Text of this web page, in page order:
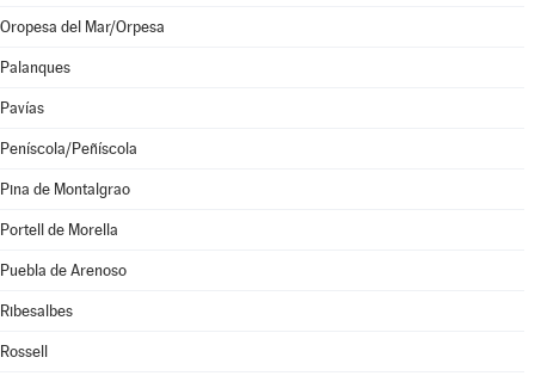
Oropesa del Mar/Orpesa
Palanques
Pavías
Peníscola/Peñíscola
Pina de Montalgrao
Portell de Morella
Puebla de Arenoso
Ribesalbes
Rossell